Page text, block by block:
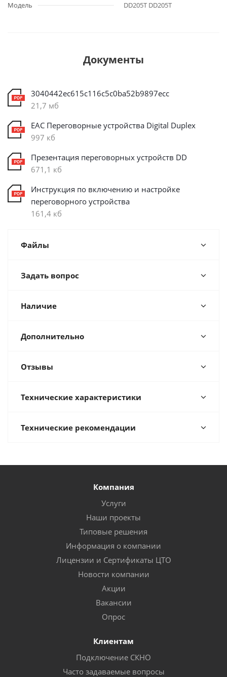
Модель
DD205T DD205T
Документы
3040442ec615c116c5c0ba52b9897ecc
21,7 мб
ЕАС Переговорные устройства Digital Duplex
997 кб
Презентация переговорных устройств DD
671,1 кб
Инструкция по включению и настройке
переговорного устройства
161,4 кб
Файлы
Задать вопрос
Наличие
Дополнительно
Отзывы
Технические характеристики
Технические рекомендации
Компания
Услуги
Наши проекты
Типовые решения
Информация о компании
Лицензии и Сертификаты ЦТО
Новости компании
Акции
Вакансии
Опрос
Клиентам
Подключение СКНО
Часто задаваемые вопросы